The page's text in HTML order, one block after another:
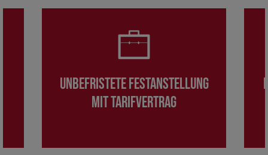
Unbefristete Festanstellung
mit Tarifvertrag